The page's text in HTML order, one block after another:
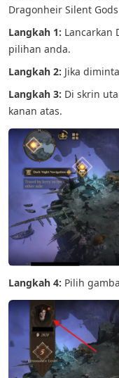
Dragonheir Silent
Langkah 1: Lancarkan
pilihan anda.
Langkah 2: Jika
Langkah 3: Di skrin
kanan atas.
Langkah 4: Pilih